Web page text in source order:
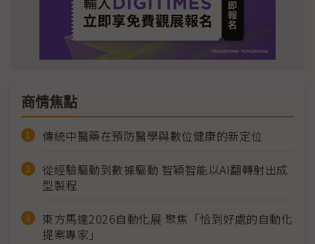
商情焦點
傳統中醫藥在預防醫學與數位健康的新定位
從經驗驅動到數據驅動 智穎智能以AI翻轉射出成
型製程
東方馬達2026自動化展 聚焦「恰到好處的自動化
提案專家」